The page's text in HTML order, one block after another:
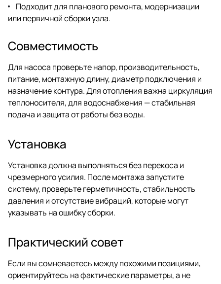
Подходит для планового ремонта, модернизации
или первичной сборки узла.
Совместимость
Для насоса проверьте напор, производительность,
питание, монтажную длину, диаметр подключения и
назначение контура. Для отопления важна циркуляция
теплоносителя, для водоснабжения — стабильная
подача и защита от работы без воды.
Установка
Установка должна выполняться без перекоса и
чрезмерного усилия. После монтажа запустите
систему, проверьте герметичность, стабильность
давления и отсутствие вибраций, которые могут
указывать на ошибку сборки.
Практический совет
Если вы сомневаетесь между похожими позициями,
ориентируйтесь на фактические параметры, а не